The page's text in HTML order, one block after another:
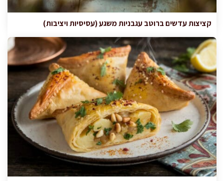
קציצות עדשים ברוטב עגבניות משגע (עסיסיות ויציבות)